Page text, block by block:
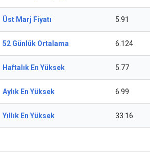
Üst Marj Fiyatı 5.91
52 Günlük Ortalama 6.124
Haftalık En Yüksek 5.77
Aylık En Yüksek 6.99
Yıllık En Yüksek 33.16